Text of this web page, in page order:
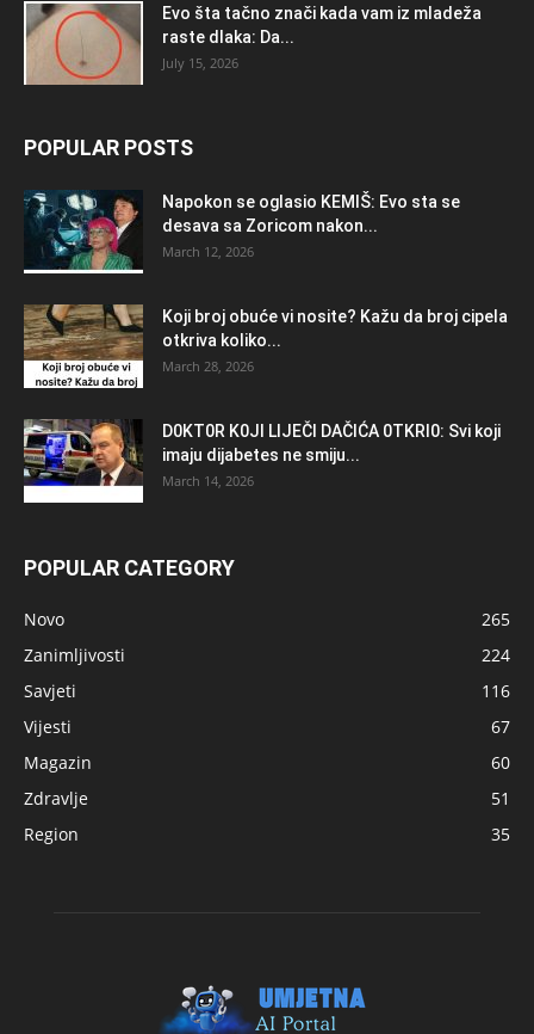
Evo šta tačno znači kada vam iz mladeža
raste dlaka: Da...
July 15, 2026
POPULAR POSTS
Napokon se oglasio KEMlŠ: Evo sta se
desava sa Zoricom nakon...
March 12, 2026
Koji broj obuće vi nosite? Kažu da broj cipela
otkriva koliko...
March 28, 2026
D0KT0R K0Jl LlJEČl DAČlĆA 0TKRl0: Svi koji
imaju dijabetes ne smiju...
March 14, 2026
POPULAR CATEGORY
Novo
265
Zanimljivosti
224
Savjeti
116
Vijesti
67
Magazin
60
Zdravlje
51
Region
35